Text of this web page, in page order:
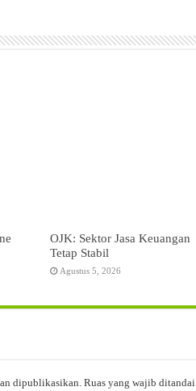
OJK: Sektor Jasa Keuangan
Tetap Stabil
Agustus 5, 2026
dipublikasikan. Ruas yang wajib ditandai